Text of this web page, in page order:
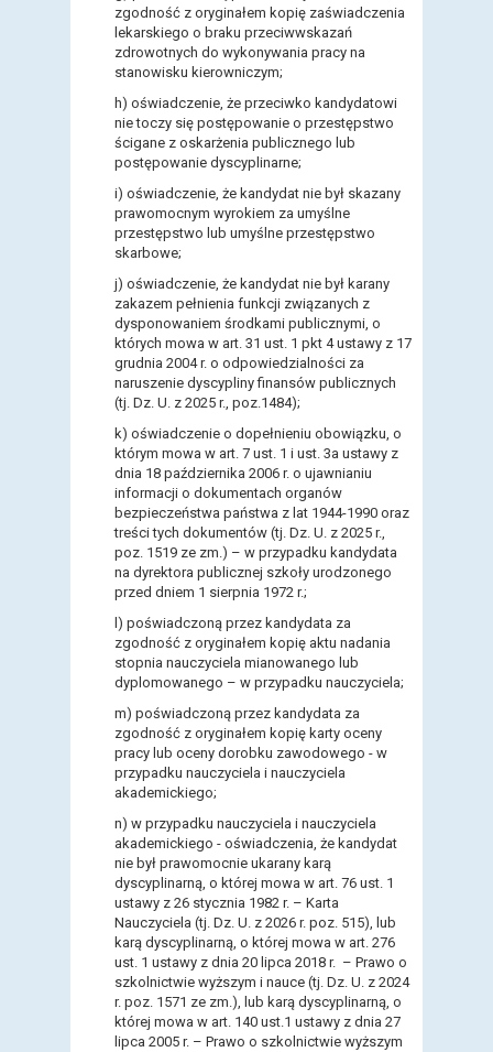
zgodność z oryginałem kopię zaświadczenia
lekarskiego o braku przeciwwskazań
zdrowotnych do wykonywania pracy na
stanowisku kierowniczym;
h) oświadczenie, że przeciwko kandydatowi
nie toczy się postępowanie o przestępstwo
ścigane z oskarżenia publicznego lub
postępowanie dyscyplinarne;
i) oświadczenie, że kandydat nie był skazany
prawomocnym wyrokiem za umyślne
przestępstwo lub umyślne przestępstwo
skarbowe;
j) oświadczenie, że kandydat nie był karany
zakazem pełnienia funkcji związanych z
dysponowaniem środkami publicznymi, o
których mowa w art. 31 ust. 1 pkt 4 ustawy z 17
grudnia 2004 r. o odpowiedzialności za
naruszenie dyscypliny finansów publicznych
(tj. Dz. U. z 2025 r., poz.1484);
k) oświadczenie o dopełnieniu obowiązku, o
którym mowa w art. 7 ust. 1 i ust. 3a ustawy z
dnia 18 października 2006 r. o ujawnianiu
informacji o dokumentach organów
bezpieczeństwa państwa z lat 1944-1990 oraz
treści tych dokumentów (tj. Dz. U. z 2025 r.,
poz. 1519 ze zm.) – w przypadku kandydata
na dyrektora publicznej szkoły urodzonego
przed dniem 1 sierpnia 1972 r.;
l) poświadczoną przez kandydata za
zgodność z oryginałem kopię aktu nadania
stopnia nauczyciela mianowanego lub
dyplomowanego – w przypadku nauczyciela;
m) poświadczoną przez kandydata za
zgodność z oryginałem kopię karty oceny
pracy lub oceny dorobku zawodowego - w
przypadku nauczyciela i nauczyciela
akademickiego;
n) w przypadku nauczyciela i nauczyciela
akademickiego - oświadczenia, że kandydat
nie był prawomocnie ukarany karą
dyscyplinarną, o której mowa w art. 76 ust. 1
ustawy z 26 stycznia 1982 r. – Karta
Nauczyciela (tj. Dz. U. z 2026 r. poz. 515), lub
karą dyscyplinarną, o której mowa w art. 276
ust. 1 ustawy z dnia 20 lipca 2018 r. – Prawo o
szkolnictwie wyższym i nauce (tj. Dz. U. z 2024
r. poz. 1571 ze zm.), lub karą dyscyplinarną, o
której mowa w art. 140 ust.1 ustawy z dnia 27
lipca 2005 r. – Prawo o szkolnictwie wyższym